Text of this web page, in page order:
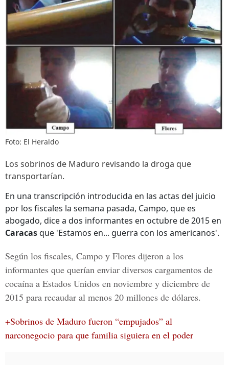
Foto: El Heraldo
Los sobrinos de Maduro revisando la droga que
transportarían.
En una transcripción introducida en las actas del juicio
por los fiscales la semana pasada, Campo, que es
abogado, dice a dos informantes en octubre de 2015 en
Caracasque 'Estamos en... guerra con los americanos'.
Según los fiscales, Campo y Flores dijeron a los
informantes que querían enviar diversos cargamentos de
cocaína a Estados Unidos en noviembre y diciembre de
2015 para recaudar al menos 20 millones de dólares.
+Sobrinos de Maduro fueron “empujados” al
narconegocio para que familia siguiera en el poder